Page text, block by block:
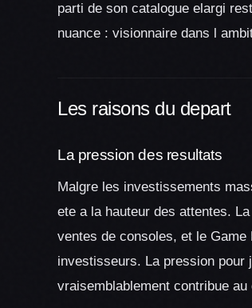
parti de son catalogue elargi
nuance : visionnaire dans l
Les raisons du depart
La pression des resultats
Malgre les investissements
ete a la hauteur des attentes.
ventes de consoles, et le
investisseurs. La pression
vraisemblablement contribue au